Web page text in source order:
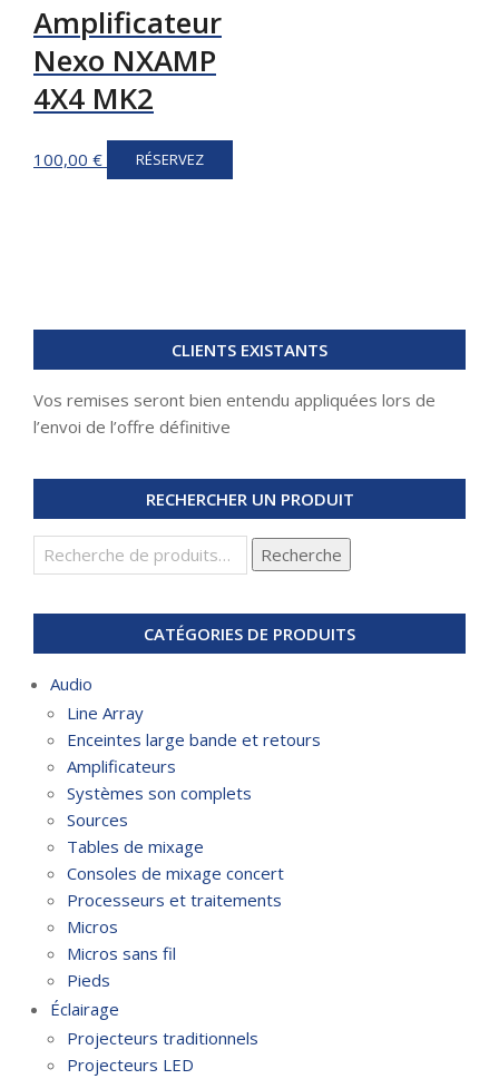
Amplificateur
Nexo NXAMP
4X4 MK2
100,00 € RÉSERVEZ
CLIENTS EXISTANTS
Vos remises seront bien entendu appliquées lors de
l’envoi de l’offre définitive
RECHERCHER UN PRODUIT
Recherche
pour :
Recherche
CATÉGORIES DE PRODUITS
Audio
Line Array
Enceintes large bande et retours
Amplificateurs
Systèmes son complets
Sources
Tables de mixage
Consoles de mixage concert
Processeurs et traitements
Micros
Micros sans fil
Pieds
Éclairage
Projecteurs traditionnels
Projecteurs LED